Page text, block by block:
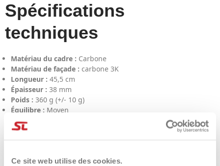
Ce site web utilise des cookies.
Spécifications
techniques
Matériau du cadre : Carbone
Matériau de façade : carbone 3K
Longueur : 45,5 cm
Épaisseur : 38 mm
Poids : 360 g (+/- 10 g)
Équilibre : Moyen
À qui est-il recommandé
?